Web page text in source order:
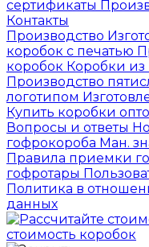
сертификаты
Контакты
Производство
коробок с печатью
коробок Коробки из
Производство
логотипом
Купить коробки
Вопросы и ответы
гофрокороба Ман.
Правила приемки
гофротары
Политика в
данных
стоимость коробок